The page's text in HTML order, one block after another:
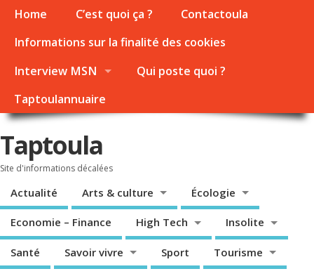
Home C’est quoi ça ?
Contactoula
Informations sur la finalité des cookies
Interview MSN
Qui poste quoi ?
Taptoulannuaire
Taptoula
Site d'informations décalées
Actualité Arts & culture Écologie
Economie – Finance High Tech Insolite
Santé Savoir vivre Sport Tourisme